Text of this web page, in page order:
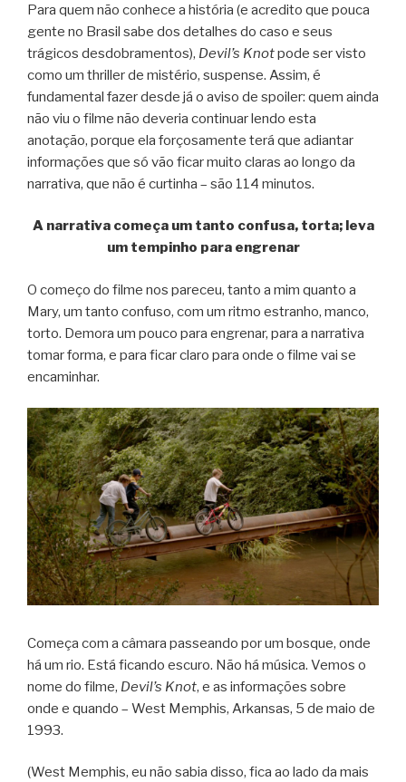
Para quem não conhece a história (e acredito que pouca
gente no Brasil sabe dos detalhes do caso e seus
trágicos desdobramentos), Devil’s Knotpode ser visto
como um thriller de mistério, suspense. Assim, é
fundamental fazer desde já o aviso de spoiler: quem ainda
não viu o filme não deveria continuar lendo esta
anotação, porque ela forçosamente terá que adiantar
informações que só vão ficar muito claras ao longo da
narrativa, que não é curtinha – são 114 minutos.
A narrativa começa um tanto confusa, torta; leva
um tempinho para engrenar
O começo do filme nos pareceu, tanto a mim quanto a
Mary, um tanto confuso, com um ritmo estranho, manco,
torto. Demora um pouco para engrenar, para a narrativa
tomar forma, e para ficar claro para onde o filme vai se
encaminhar.
Começa com a câmara passeando por um bosque, onde
há um rio. Está ficando escuro. Não há música. Vemos o
nome do filme, Devil’s Knot, e as informações sobre
onde e quando – West Memphis, Arkansas, 5 de maio de
1993.
(West Memphis, eu não sabia disso, fica ao lado da mais